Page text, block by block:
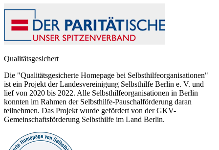
Qualitätsgesichert
Die "Qualitätsgesicherte Homepage bei Selbsthilfeorganisationen"
ist ein Projekt der Landesvereinigung Selbsthilfe Berlin e. V. und
lief von 2020 bis 2022. Alle Selbsthilfeorganisationen in Berlin
konnten im Rahmen der Selbsthilfe-Pauschalförderung daran
teilnehmen. Das Projekt wurde gefördert von der GKV-
Gemeinschaftsförderung Selbsthilfe im Land Berlin.